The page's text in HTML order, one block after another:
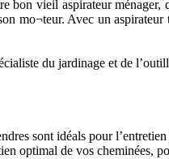
bon vieil aspirateur
mo¬teur. Avec un
du jardinage et de
sont idéals pour
optimal de vos cheminées,